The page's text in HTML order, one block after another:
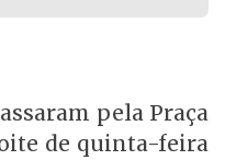
pela Praça
de quinta-feira